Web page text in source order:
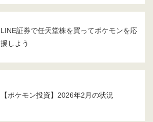
LINE証券で任天堂株を買ってポケモンを応
援しよう
【ポケモン投資】2026年2月の状況